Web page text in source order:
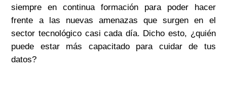
siempre en continua formación para poder hacer
frente a las nuevas amenazas que surgen en el
sector tecnológico casi cada día. Dicho esto, ¿quién
puede estar más capacitado para cuidar de tus
datos?